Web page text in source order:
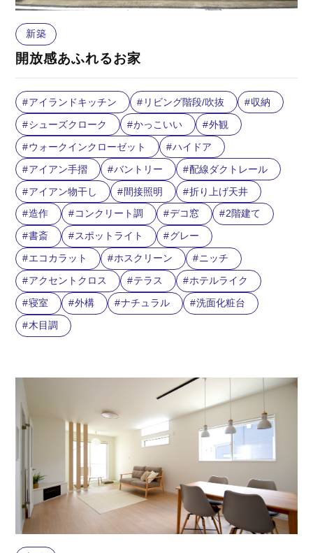
新築
開放感あふれるお家
アイランドキッチン リビング階段/吹抜
収納
シューズクローク
かっこいい
外観
ウォークインクローゼット
ハイドア
アイアン手摺
バントリー
配線ダクトレール
アイアン物干し
間接照明
折り上げ天井
造作
コンクリート調 デコ窓
2階建て
書斎
スポットライト
グレー
エコカラット
ホスクリーン
ニッチ
アクセントクロス
テラス
ホテルライク
寝室
外構 ナチュラル
洗面化粧台
木目調